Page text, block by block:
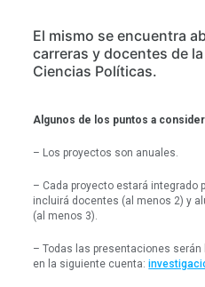
El mismo se encuentra
carreras y docentes de
Ciencias Políticas.
Algunos de los puntos a
– Los proyectos son anuales.
– Cada proyecto estará integrado
incluirá docentes (al menos 2) y
(al menos 3).
– Todas las presentaciones
en la siguiente cuenta: